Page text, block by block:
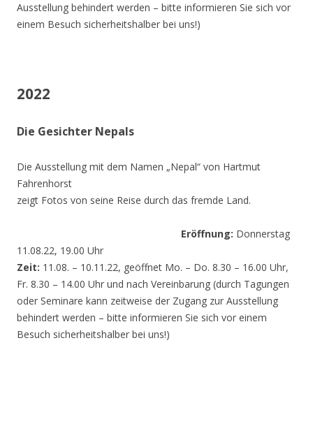
Ausstellung behindert werden – bitte informieren Sie sich vor
einem Besuch sicherheitshalber bei uns!)
2022
Die Gesichter Nepals
Die Ausstellung mit dem Namen „Nepal“ von Hartmut
Fahrenhorst
zeigt Fotos von seine Reise durch das fremde Land.
Eröffnung: Donnerstag
11.08.22, 19.00 Uhr
Zeit: 11.08. – 10.11.22, geöffnet Mo. – Do. 8.30 – 16.00 Uhr,
Fr. 8.30 – 14.00 Uhr und nach Vereinbarung (durch Tagungen
oder Seminare kann zeitweise der Zugang zur Ausstellung
behindert werden – bitte informieren Sie sich vor einem
Besuch sicherheitshalber bei uns!)